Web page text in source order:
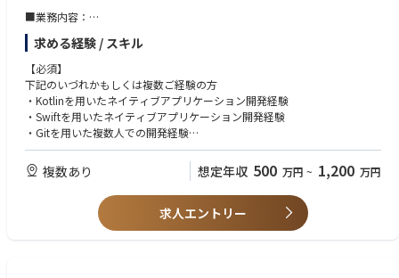
【魅力】
当社は、トヨタグループの金融中核企業であり、全国の約5,000店の販売
店を通した自動車販売金融事業や、約1,400万人の会員を保有するクレジ
ットカード事業等を展開しています。当社が、特に注力しているTOYOTA
Wallet等のモバイルアプリを活用したプラットフォーム型Webサービスの
開発は、スマホ決済機能に留まらず「モビリティ・生活・金融サービス」
などの分野においても提供価値を拡大していきます。
■業務内容：
・開発メンバーとの連携による開発進行
・協力会社との技術選定、実装時の問題解決、実開発業務
・コード品質の向上、開発フローの改善提案、開発環境の整備 ・既存シス
テムの技術的な改善提案および進行
・開発メンバーとの技術仕様の共有
・ステークホルダー(外部関係者含む)への技術的な仕様説明、外部サービ
ス連携
■使用技術
・Clean Architecture, RxSwift, Firebase等
・開発言語：Swift
・使用されているアーキテクチャ、ライブラリ等：VIPER, RxSwift, Fireba
求める経験 / スキル
【必須】
下記のいづれかもしくは複数ご経験の方
・Kotlinを用いたネイティブアプリケーション開発経験
・Swiftを用いたネイティブアプリケーション開発経験
・Gitを用いた複数人での開発経験
・ステークホルダー(外部関係者含む)への技術的な仕様説明経験
・RESTful APIに関する理解
・詳細設計以降のUI・機能実装経験
・Clean Architecture, RxJava, Firebaseの使用経験
複数あり 想定年収 500 万円 ~ 1,200 万円
求人エントリー